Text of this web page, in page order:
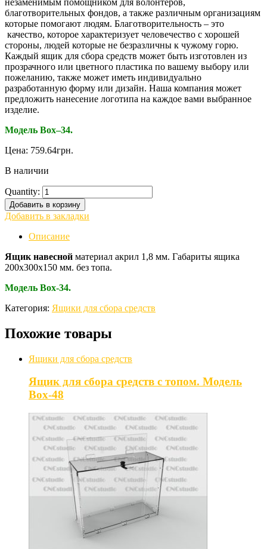
благотворительных фондов, а также различным организациям
которые помогают людям. Благотворительность – это
качество, которое характеризует человечество с хорошей
стороны, людей которые не безразличны к чужому горю.
Каждый ящик для сбора средств может быть изготовлен из
прозрачного или цветного пластика по вашему выбору или
пожеланию, также может иметь индивидуально
разработанную форму или дизайн. Наша компания может
предложить нанесение логотипа на каждое вами выбранное
изделие.
Модель Box–34.
Цена: 759.64грн.
В наличии
Quantity:
Добавить в корзину
Добавить в закладки
Описание
Ящик навесной материал акрил 1,8 мм. Габариты ящика
200х300х150 мм. без топа.
Модель Box-34.
Категория: Ящики для сбора средств
Похожие товары
Ящики для сбора средств
Ящик для сбора средств с топом. Модель
Box-48